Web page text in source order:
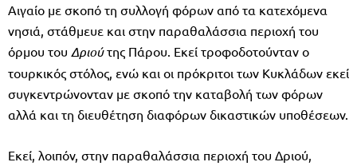
Αιγαίο με σκοπό τη συλλογή φόρων από τα κατεχόμενα
νησιά, στάθμευε και στην παραθαλάσσια περιοχή του
όρμου του Δριούτης Πάρου. Εκεί τροφοδοτούνταν ο
τουρκικός στόλος, ενώ και οι πρόκριτοι των Κυκλάδων εκεί
συγκεντρώνονταν με σκοπό την καταβολή των φόρων
αλλά και τη διευθέτηση διαφόρων δικαστικών υποθέσεων.
Εκεί, λοιπόν, στην παραθαλάσσια περιοχή του Δριού,